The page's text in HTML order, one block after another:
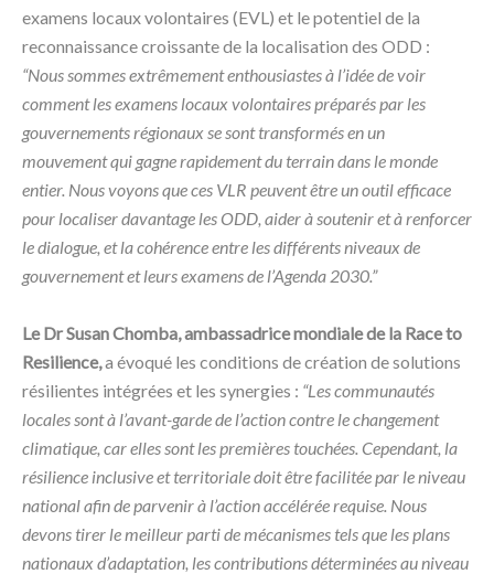
examens locaux volontaires (EVL) et le potentiel de la
reconnaissance croissante de la localisation des ODD :
“Nous sommes extrêmement enthousiastes à l’idée de voir
comment les examens locaux volontaires préparés par les
gouvernements régionaux se sont transformés en un
mouvement qui gagne rapidement du terrain dans le monde
entier. Nous voyons que ces VLR peuvent être un outil efficace
pour localiser davantage les ODD, aider à soutenir et à renforcer
le dialogue, et la cohérence entre les différents niveaux de
gouvernement et leurs examens de l’Agenda 2030.”
Le Dr Susan Chomba, ambassadrice mondiale de la Race to
Resilience,a évoqué les conditions de création de solutions
résilientes intégrées et les synergies : “Les communautés
locales sont à l’avant-garde de l’action contre le changement
climatique, car elles sont les premières touchées. Cependant, la
résilience inclusive et territoriale doit être facilitée par le niveau
national afin de parvenir à l’action accélérée requise. Nous
devons tirer le meilleur parti de mécanismes tels que les plans
nationaux d’adaptation, les contributions déterminées au niveau